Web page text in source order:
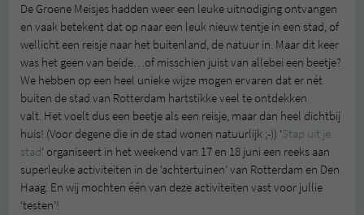
De Groene Meisjes hadden weer een leuke uitnodiging ontvangen
en vaak betekent dat op naar een leuk nieuw tentje in een stad, of
wellicht een reisje naar het buitenland, de natuur in. Maar dit keer
was het geen van beide…of misschien juist van allebei een beetje?
We hebben op een heel unieke wijze mogen ervaren dat er nét
buiten de stad van Rotterdam hartstikke veel te ontdekken
valt. Het voelt dus een beetje als een reisje, maar dan heel dichtbij
huis! (Voor degene die in de stad wonen natuurlijk ;-)) ‘Stap uit je
stad‘ organiseert in het weekend van 17 en 18 juni een reeks aan
superleuke activiteiten in de ‘achtertuinen’ van Rotterdam en Den
Haag. En wij mochten één van deze activiteiten vast voor jullie
‘testen’!